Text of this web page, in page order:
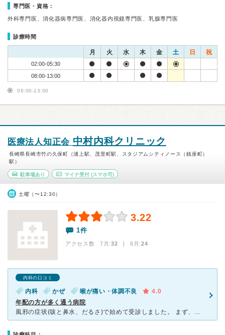
専門医・資格：
外科専門医、消化器病専門医、消化器内視鏡専門医、乳腺専門医
診療時間
月 火 水 木 金 土 日 祝
02:00-05:30
08:00-13:00
08:00-13:00
医療法人知正会 中村内科クリニック
長崎県長崎市竹の久保町（浦上駅、茂里町駅、スタジアムシティノース（銭座町）
駅）
駐車場あり マイナ受付(スマホ可)
土曜（〜12:30）
3.22
1件
アクセス数 7月:32 | 6月:24
内科の口コミ
内科 かぜ 喉が痛い・体調不良
4.0
年配の方が多く通う病院
風邪の症状(咳と鼻水、だるさ)で始めて受診しました。 まず、受付で症状を話すとマスクをくれて、二次感染予防は徹底されてました。 待合室はあまり広くなく、高齢の方が多いからか子供用の絵本などはあ